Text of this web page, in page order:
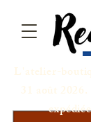
L'atelier-
31 août